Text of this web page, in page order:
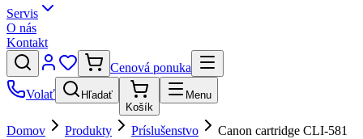
Servis
O nás
Kontakt
Cenová ponuka
Volať
Hľadať
Košík
Menu
Domov Produkty Príslušenstvo
Canon cartridge CLI-581